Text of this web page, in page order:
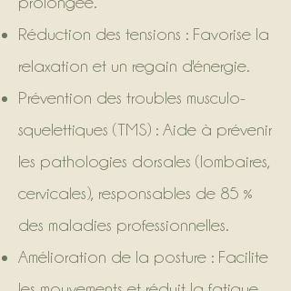
Réduction des tensions : Favorise la
relaxation et un regain d'énergie.
Prévention des troubles musculo-
squelettiques (TMS) : Aide à prévenir
les pathologies dorsales (lombaires,
cervicales), responsables de 85 %
des maladies professionnelles.
Amélioration de la posture : Facilite